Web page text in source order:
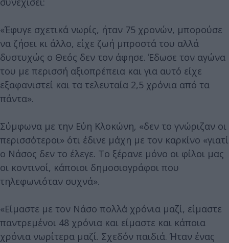
«Έφυγε σχετικά νωρίς, ήταν 75 χρονών, μπορούσε
να ζήσει κι άλλο, είχε ζωή μπροστά του αλλά
δυστυχώς ο Θεός δεν τον άφησε. Έδωσε τον αγώνα
του με περισσή αξιοπρέπεια και για αυτό είχε
εξαφανιστεί και τα τελευταία 2,5 χρόνια από τα
πάντα».
Σύμφωνα με την Εύη Κλοκώνη, «δεν το γνώριζαν οι
περισσότεροι» ότι έδινε μάχη με τον καρκίνο «γιατί
ο Νάσος δεν το έλεγε. Το ξέρανε μόνο οι φίλοι μας
οι κοντινοί, κάποιοι δημοσιογράφοι που
τηλεφωνιόταν συχνά».
«Είμαστε με τον Νάσο πολλά χρόνια μαζί, είμαστε
παντρεμένοι 48 χρόνια και είμαστε και κάποια
χρόνια νωρίτερα μαζί. Σχεδόν παιδιά. Ήταν ένας